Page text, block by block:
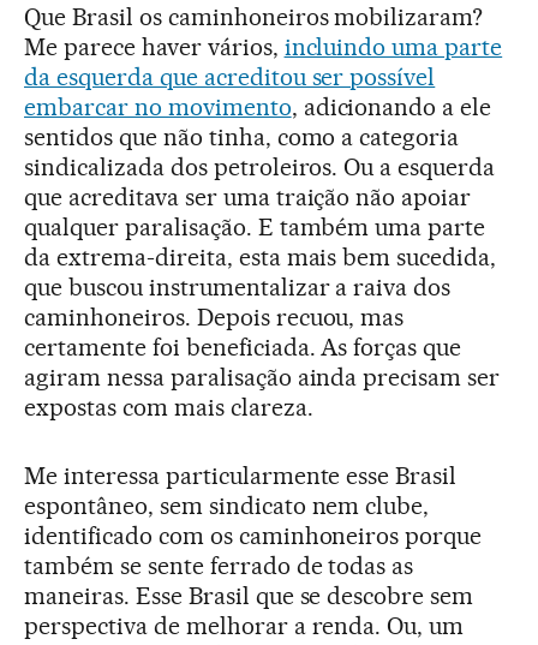
Que Brasil os caminhoneiros mobilizaram?
Me parece haver vários, incluindo uma parte
da esquerda que acreditou ser possível
embarcar no movimento, adicionando a ele
sentidos que não tinha, como a categoria
sindicalizada dos petroleiros. Ou a esquerda
que acreditava ser uma traição não apoiar
qualquer paralisação. E também uma parte
da extrema-direita, esta mais bem sucedida,
que buscou instrumentalizar a raiva dos
caminhoneiros. Depois recuou, mas
certamente foi beneficiada. As forças que
agiram nessa paralisação ainda precisam ser
expostas com mais clareza.
Me interessa particularmente esse Brasil
espontâneo, sem sindicato nem clube,
identificado com os caminhoneiros porque
também se sente ferrado de todas as
maneiras. Esse Brasil que se descobre sem
perspectiva de melhorar a renda. Ou, um